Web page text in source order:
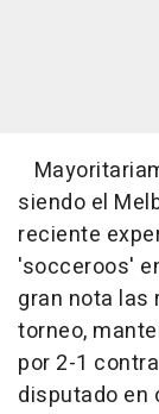
siendo el
reciente
'socceroos'
gran nota
torneo,
por 2-1
disputado en